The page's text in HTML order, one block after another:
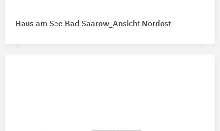
Haus am See Bad Saarow_Ansicht Nordost